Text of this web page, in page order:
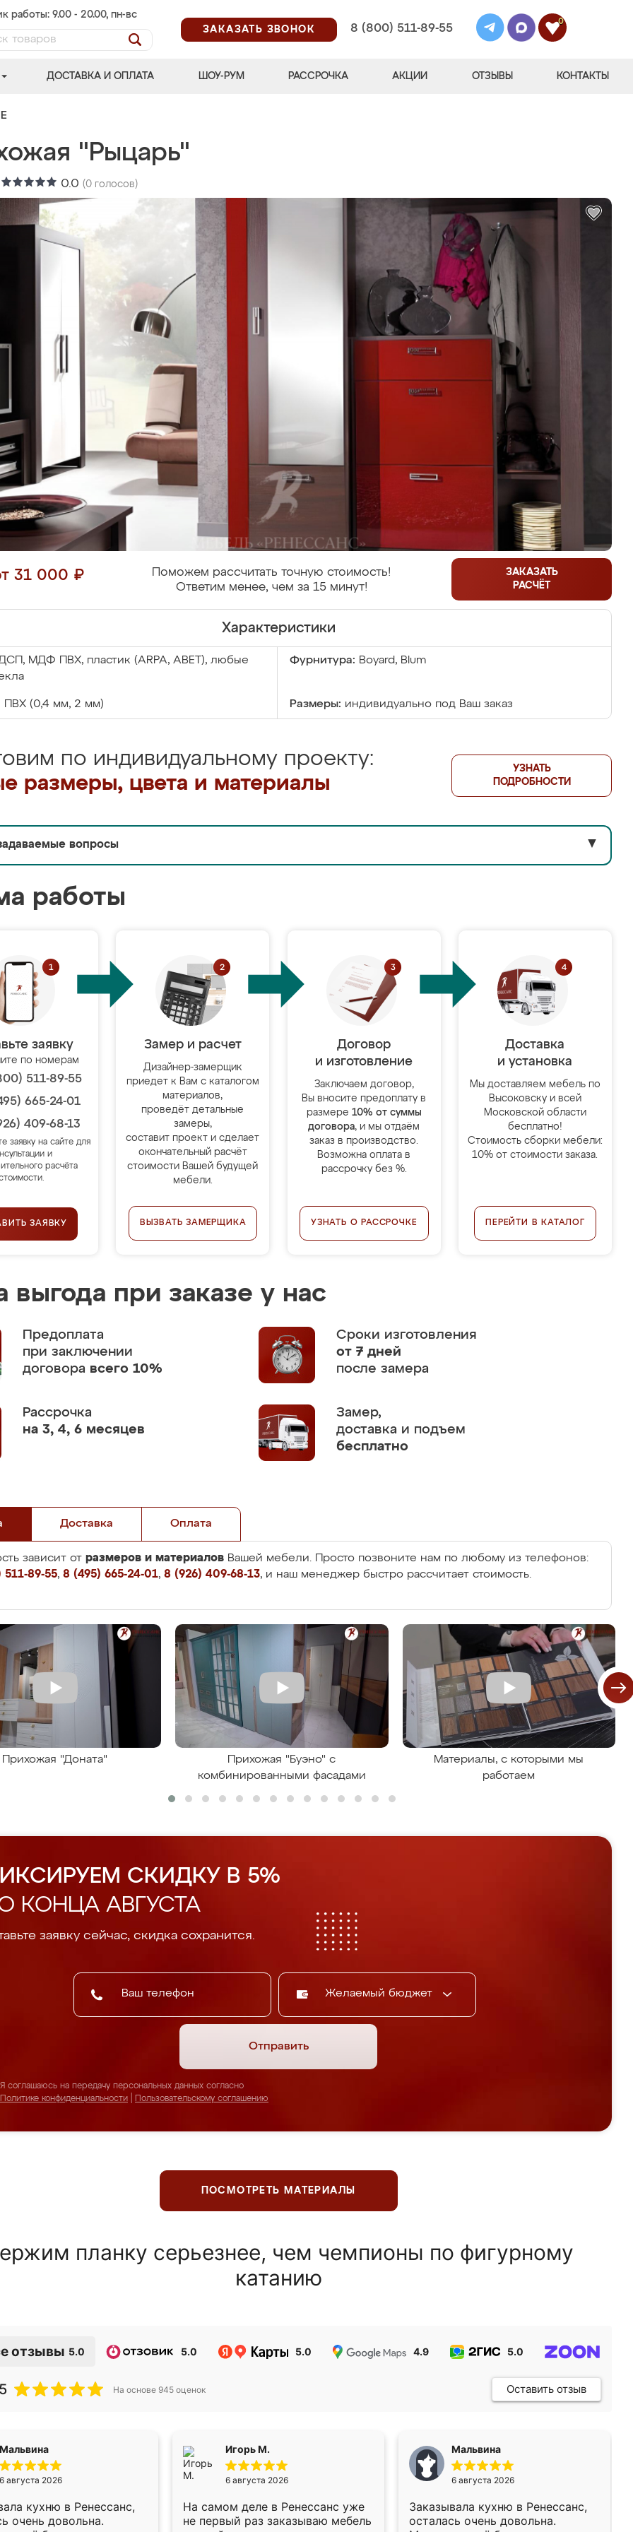
работы: 9.00 - 20.00, пн-вс
ЗАКАЗАТЬ ЗВОНОК
8 (800) 511-89-55
0
ДОСТАВКА И ОПЛАТА ШОУ-РУМ РАССРОЧКА АКЦИИ ОТЗЫВЫ КОНТАКТЫ
"Рыцарь"
0.0 (0 голосов)
31 000 ₽
Поможем рассчитать точную стоимость!
Ответим менее, чем за 15 минут!
ЗАКАЗАТЬ
РАСЧЁТ
Характеристики
МДФ ПВХ, пластик (ARPA, ABET), любые
Фурнитура: Boyard, Blum
ПВХ (0,4 мм, 2 мм) Размеры: индивидуально под Ваш заказ
по индивидуальному проекту:
размеры, цвета и материалы
УЗНАТЬ
ПОДРОБНОСТИ
вопросы ▼
работы
заявку
по номерам
511-89-55
665-24-01
409-68-13
заявку на сайте для
и
расчёта
ЗАЯВКУ
Замер и расчет
Дизайнер-замерщик
приедет к Вам с каталогом
материалов,
проведёт детальные
замеры,
составит проект и сделает
окончательный расчёт
стоимости Вашей будущей
мебели.
ВЫЗВАТЬ ЗАМЕРЩИКА
Договор
и изготовление
Заключаем договор,
Вы вносите предоплату в
размере 10% от суммы
договора, и мы отдаём
заказ в производство.
Возможна оплата в
рассрочку без %.
УЗНАТЬ О РАССРОЧКЕ
Доставка
и установка
Мы доставляем мебель по
Высоковску и всей
Московской области
бесплатно!
Стоимость сборки мебели:
10% от стоимости заказа.
ПЕРЕЙТИ В КАТАЛОГ
выгода при заказе у нас
Предоплата
при заключении
договора всего 10%
Сроки изготовления
от 7 дней
после замера
Рассрочка
на 3, 4, 6 месяцев
Замер,
доставка и подъем
бесплатно
Доставка Оплата
зависит от размеров и материалов Вашей мебели. Просто позвоните нам по любому из телефонов:
89-55, 8 (495) 665-24-01, 8 (926) 409-68-13, и наш менеджер быстро рассчитает стоимость.
Прихожая "Доната"
Прихожая "Буэно" с
комбинированными фасадами
Материалы, с которыми мы
работаем
СКИДКУ В 5%
КОНЦА АВГУСТА
заявку сейчас, скидка сохранится.
Желаемый бюджет
Отправить
Я соглашаюсь на передачу персональных данных согласно
Политике конфиденциальности
Пользовательскому соглашению
ПОСМОТРЕТЬ МАТЕРИАЛЫ
планку серьезнее, чем чемпионы по фигурному
катанию
отзывы 5.0 5.0 5.0 4.9 5.0
На основе 945 оценок Оставить отзыв
Мальвина
6 августа 2026
кухню в Ренессанс,
очень довольна.
Игорь М.
6 августа 2026
На самом деле в Ренессанс уже
не первый раз заказываю мебель
Мальвина
6 августа 2026
Заказывала кухню в Ренессанс,
осталась очень довольна.